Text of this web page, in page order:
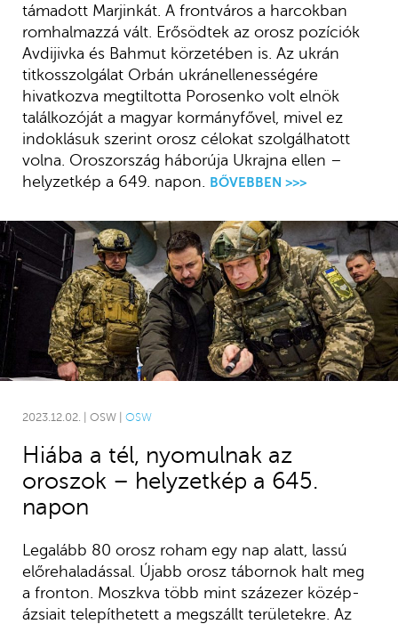
támadott Marjinkát. A frontváros a harcokban
romhalmazzá vált. Erősödtek az orosz pozíciók
Avdijivka és Bahmut körzetében is. Az ukrán
titkosszolgálat Orbán ukránellenességére
hivatkozva megtiltotta Porosenko volt elnök
találkozóját a magyar kormányfővel, mivel ez
indoklásuk szerint orosz célokat szolgálhatott
volna. Oroszország háborúja Ukrajna ellen –
helyzetkép a 649. napon. BŐVEBBEN >>>
2023.12.02. | OSW | OSW
Hiába a tél, nyomulnak az
oroszok – helyzetkép a 645.
napon
Legalább 80 orosz roham egy nap alatt, lassú
előrehaladással. Újabb orosz tábornok halt meg
a fronton. Moszkva több mint százezer közép-
ázsiait telepíthetett a megszállt területekre. Az